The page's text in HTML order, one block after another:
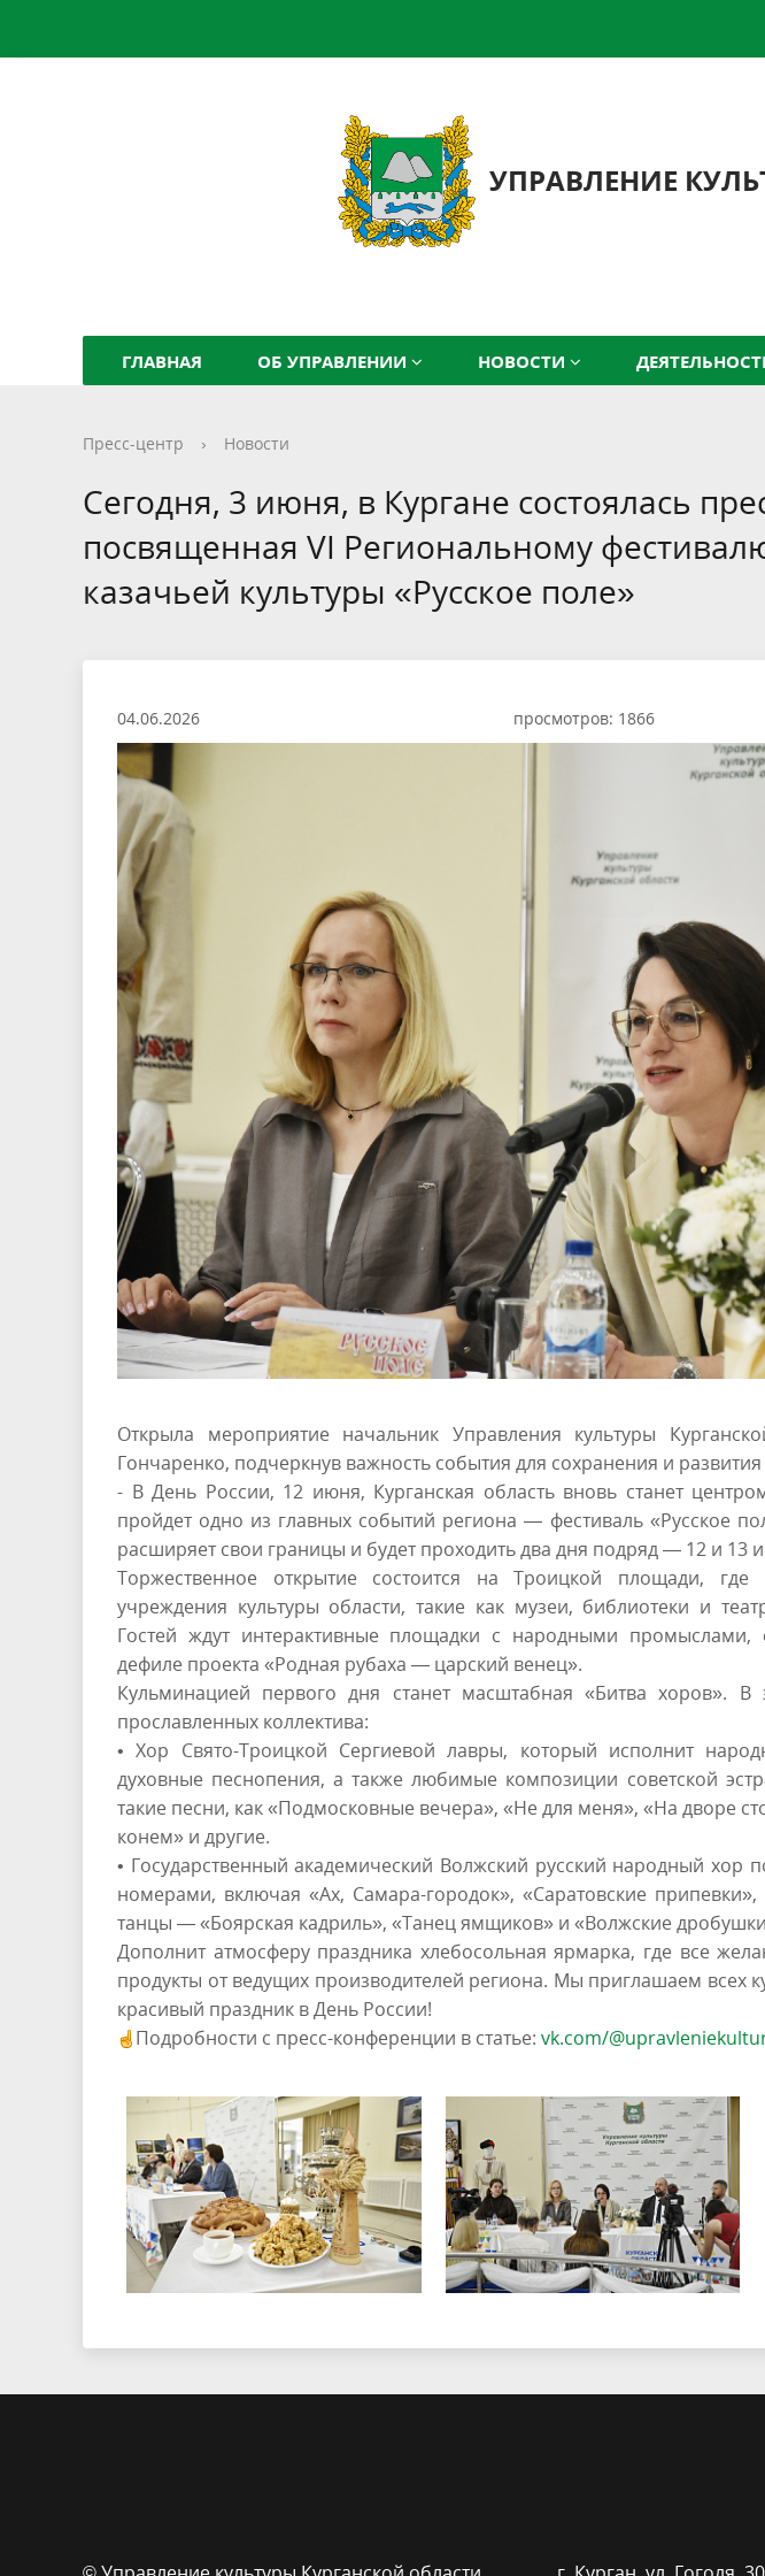
УПРАВЛЕНИЕ
ГЛАВНАЯ ОБ УПРАВЛЕНИИ НОВОСТИ
Пресс-центр › Новости
Сегодня, 3 июня, в Кургане состоялась
посвященная VI Региональному
казачьей культуры «Русское поле»
04.06.2026 просмотров: 1866
Открыла мероприятие начальник Управления культуры
Гончаренко, подчеркнув важность события для сохранения и
- В День России, 12 июня, Курганская область вновь станет
пройдет одно из главных событий региона — фестиваль «Русское
расширяет свои границы и будет проходить два дня подряд — 12 и 13
Торжественное открытие состоится на Троицкой площади,
учреждения культуры области, такие как музеи, библиотеки и
Гостей ждут интерактивные площадки с народными
дефиле проекта «Родная рубаха — царский венец».
Кульминацией первого дня станет масштабная «Битва хоров».
прославленных коллектива:
• Хор Свято-Троицкой Сергиевой лавры, который исполнит
духовные песнопения, а также любимые композиции советской
такие песни, как «Подмосковные вечера», «Не для меня», «На дворе
конем» и другие.
• Государственный академический Волжский русский народный хор
номерами, включая «Ах, Самара-городок», «Саратовские
танцы — «Боярская кадриль», «Танец ямщиков» и «Волжские
Дополнит атмосферу праздника хлебосольная ярмарка, где все
продукты от ведущих производителей региона. Мы приглашаем всех
красивый праздник в День России!
Подробности с пресс-конференции в статье: vk.com/